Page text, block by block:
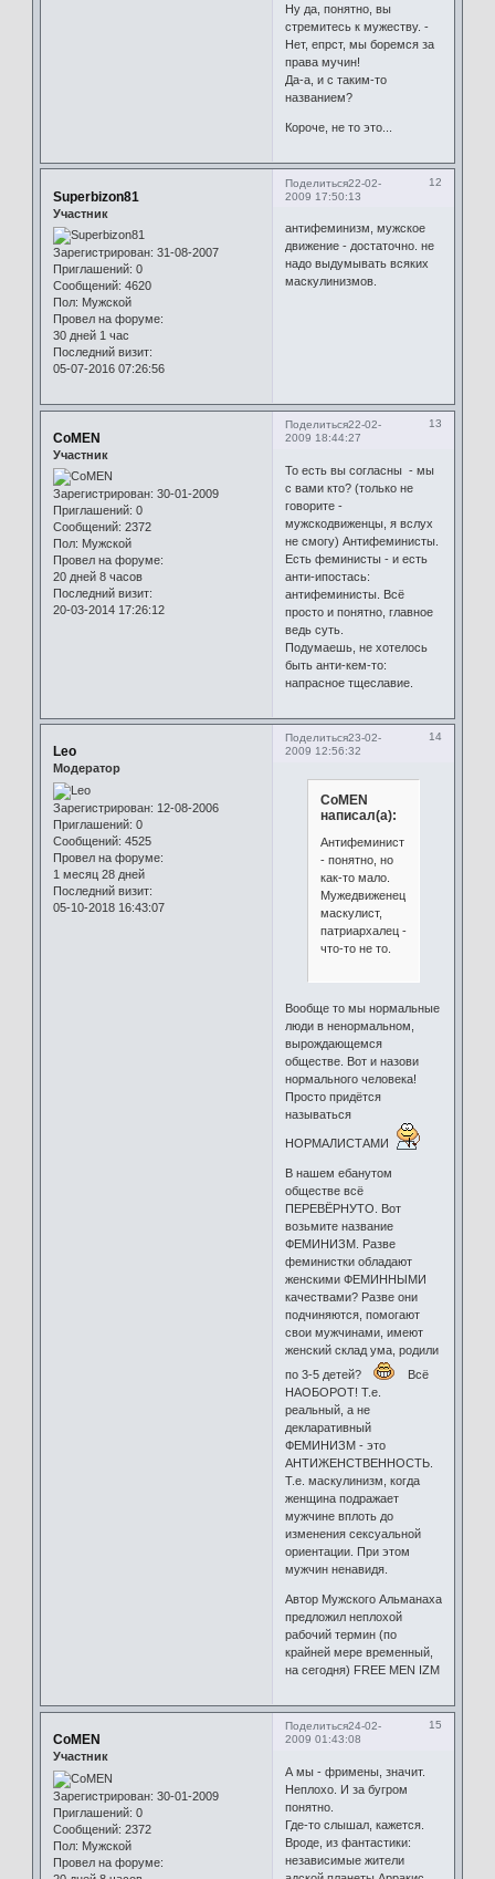
Ну да, понятно, вы
стремитесь к мужеству. -
Нет, епрст, мы боремся за
права мучин!
Да-а, и с таким-то
названием?
Короче, не то это...
Поделиться 12
22-02-
2009 17:50:13
Superbizon81
Участник
Зарегистрирован: 31-08-2007
Приглашений: 0
Сообщений: 4620
Пол: Мужской
Провел на форуме:
30 дней 1 час
Последний визит:
05-07-2016 07:26:56
антифеминизм, мужское
движение - достаточно. не
надо выдумывать всяких
маскулинизмов.
Поделиться 13
22-02-
2009 18:44:27
CoMEN
Участник
Зарегистрирован: 30-01-2009
Приглашений: 0
Сообщений: 2372
Пол: Мужской
Провел на форуме:
20 дней 8 часов
Последний визит:
20-03-2014 17:26:12
То есть вы согласны - мы
с вами кто? (только не
говорите -
мужскодвиженцы, я вслух
не смогу) Антифеминисты.
Есть феминисты - и есть
анти-ипостась:
антифеминисты. Всё
просто и понятно, главное
ведь суть.
Подумаешь, не хотелось
быть анти-кем-то:
напрасное тщеславие.
Поделиться 14
23-02-
2009 12:56:32
Leo
Модератор
Зарегистрирован: 12-08-2006
Приглашений: 0
Сообщений: 4525
Провел на форуме:
1 месяц 28 дней
Последний визит:
05-10-2018 16:43:07
CoMEN
написал(а):
Антифеминист
- понятно, но
как-то мало.
Мужедвиженец,
маскулист,
патриархалец -
что-то не то.
Вообще то мы нормальные
люди в ненормальном,
вырождающемся
обществе. Вот и назови
нормального человека!
Просто придётся
называться
НОРМАЛИСТАМИ
В нашем ебанутом
обществе всё
ПЕРЕВЁРНУТО. Вот
возьмите название
ФЕМИНИЗМ. Разве
феминистки обладают
женскими ФЕМИННЫМИ
качествами? Разве они
подчиняются, помогают
свои мужчинами, имеют
женский склад ума, родили
по 3-5 детей?
Всё
НАОБОРОТ! Т.е.
реальный, а не
декларативный
ФЕМИНИЗМ - это
АНТИЖЕНСТВЕННОСТЬ.
Т.е. маскулинизм, когда
женщина подражает
мужчине вплоть до
изменения сексуальной
ориентации. При этом
мужчин ненавидя.
Автор Мужского Альманаха
предложил неплохой
рабочий термин (по
крайней мере временный,
на сегодня) FREE MEN IZM
Поделиться 15
24-02-
2009 01:43:08
CoMEN
Участник
Зарегистрирован: 30-01-2009
Приглашений: 0
Сообщений: 2372
Пол: Мужской
Провел на форуме:
А мы - фримены, значит.
Неплохо. И за бугром
понятно.
Где-то слышал, кажется.
Вроде, из фантастики:
независимые жители